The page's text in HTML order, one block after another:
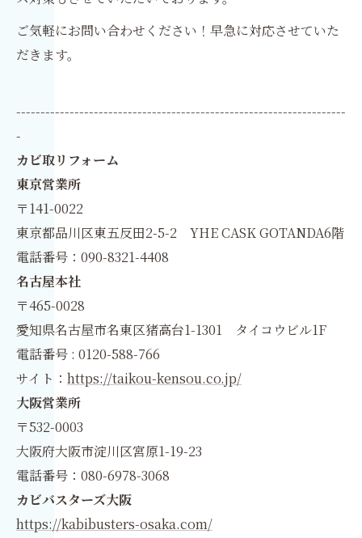
ご気軽にお問い合わせください！早急に対応させていた
だきます。
--------------------------------------------------------------------
-
カビ取リフォーム
東京営業所
〒141-0022
東京都品川区東五反田2-5-2 YHE CASK GOTANDA6階
電話番号：090-8321-4408
名古屋本社
〒465-0028
愛知県名古屋市名東区猪高台1-1301 タイコウビル1F
電話番号 : 0120-588-766
サイト： https://taikou-kensou.co.jp/
大阪営業所
〒532-0003
大阪府大阪市淀川区宮原1-19-23
電話番号：080-6978-3068
カビバスターズ大阪
https://kabibusters-osaka.com/